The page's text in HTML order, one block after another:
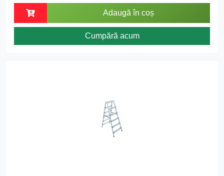
Adaugă în coș
Cumpără acum